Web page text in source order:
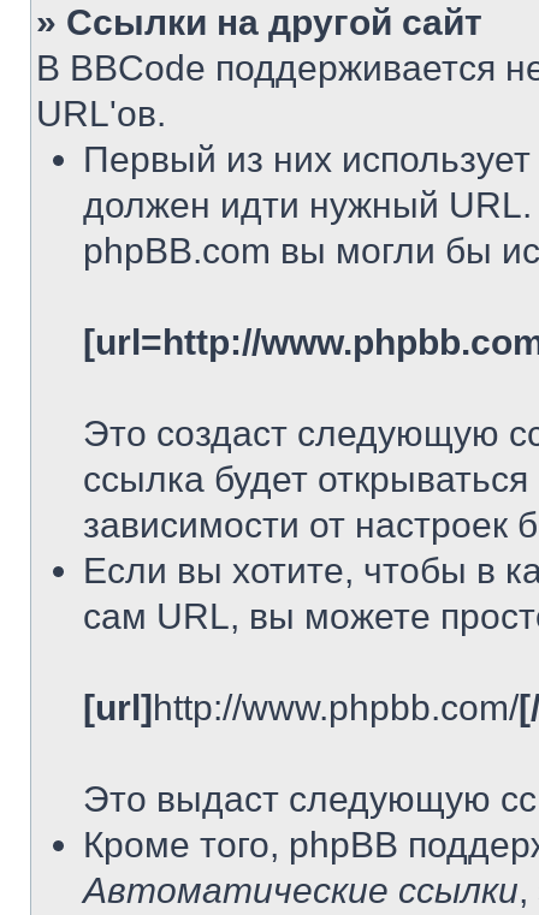
» Ссылки на другой сайт
В BBCode поддерживается
URL'ов.
Первый из них
должен идти нужный
phpBB.com вы могли бы
[url=http://
Это создаст следующую
ссылка будет
зависимости от настроек
Если вы хотите, чтобы в
сам URL, вы можете
[url]http://www.phpbb.com/
Это выдаст следующую
Кроме того, phpBB
Автоматические ссылки,